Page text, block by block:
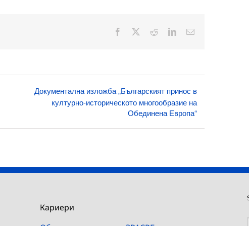
Facebook RedditLinkedInЕлектронна
Документална изложба „Българският принос в
културно-историческото многообразие на
Обединена Европа“
Кариери